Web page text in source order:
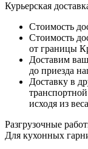
Курьерская
Стоимость
Стоимость
от границы
Доставим ваш
до приезда
Доставку в
исходя из
Разгрузочные
Для кухонных